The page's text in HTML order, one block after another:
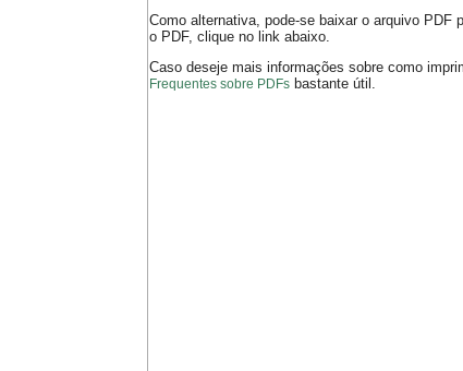
Como alternativa, pode-se baixar o arquivo PDF
o PDF, clique no link abaixo.
Caso deseje mais informações sobre como
Frequentes sobre PDFs bastante útil.